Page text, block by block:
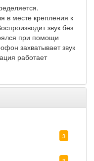
в месте крепления к
звук без
при помощи
захватывает звук
работает
3